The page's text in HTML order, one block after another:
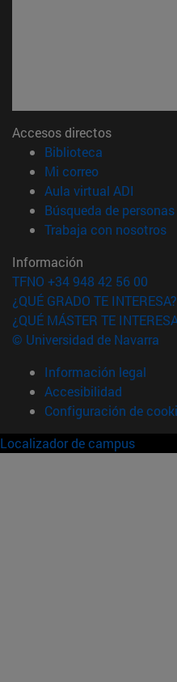
Accesos directos
Biblioteca
Mi correo(abre en
Aula virtual ADI
Búsqueda de personas
Trabaja con nosotros
Información
TFNO +34 948 42 56 00
¿QUÉ GRADO TE INTERESA?
¿QUÉ MÁSTER TE
© Universidad de Navarra
Información legal
Accesibilidad
Configuración de
Localizador de campus